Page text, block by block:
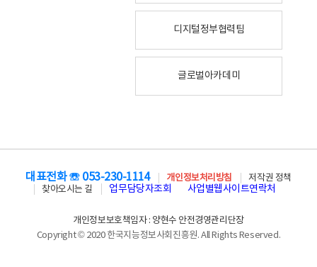
디지털정부협력팀
글로벌아카데미
대표전화 ☏ 053-230-1114 개인정보처리방침
저작권 정책
찾아오시는 길
업무담당자조회 사업별웹사이트연락처
개인정보보호책임자 : 양현수 안전경영관리단장
Copyright © 2020 한국지능정보사회진흥원. All Rights Reserved.